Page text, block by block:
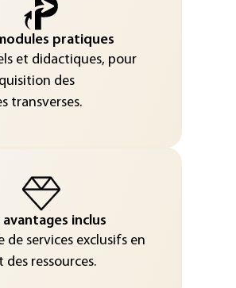
pratiques
et didactiques, pour
des
transverses.
avantages inclus
de services exclusifs en
ressources.